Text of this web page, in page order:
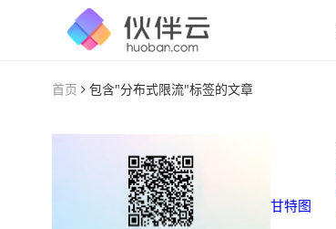
首页 包含"分布式限流"标签的文章
甘特图